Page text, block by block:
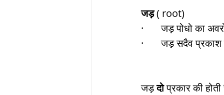
जड़ ( root)
·       जड़ पोधो का
·       जड़ सदैव प्रकाश
जड़ दो प्रकार की